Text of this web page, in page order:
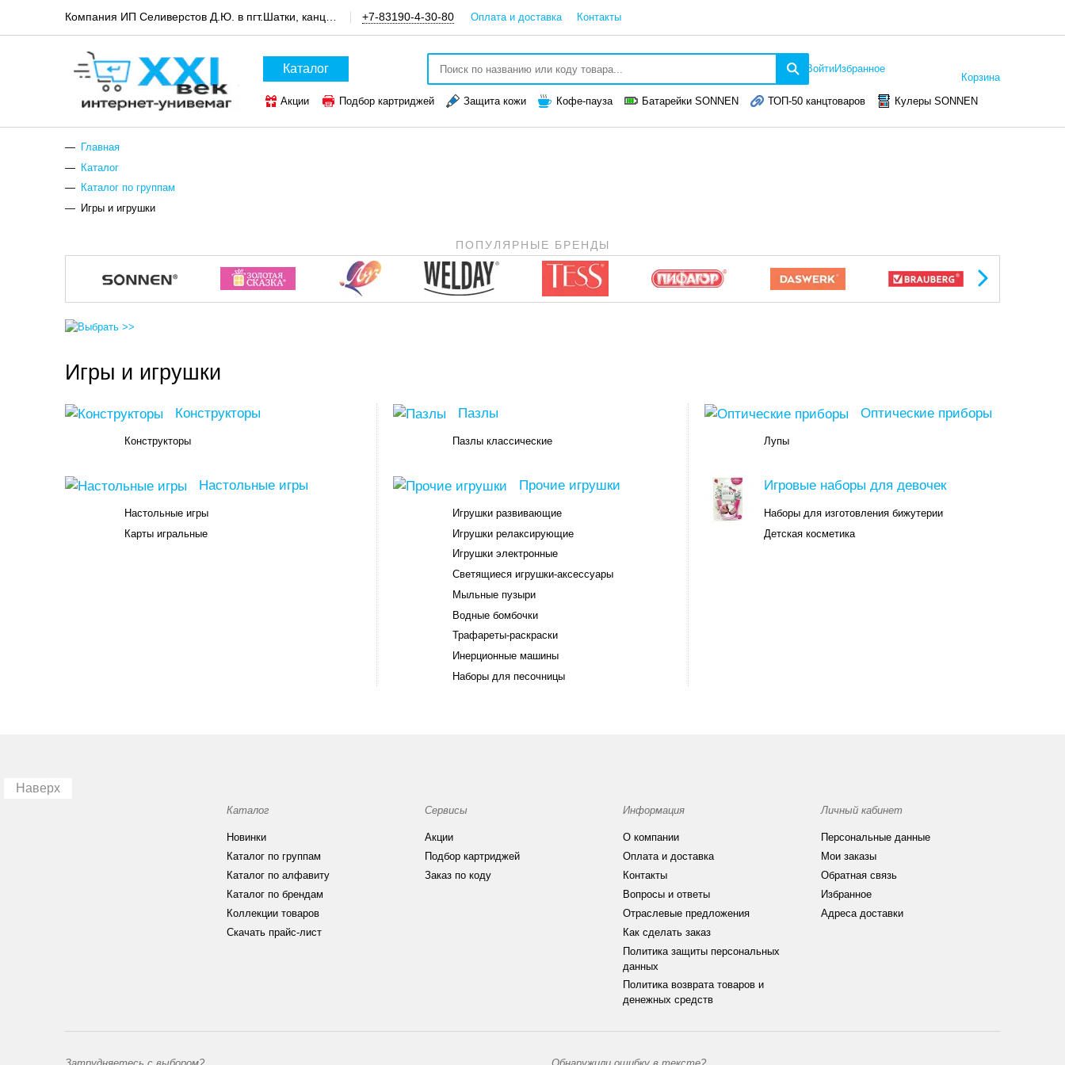
+7-83190-4-30-80 Оплата и доставка Контакты
Каталог ВойтиИзбранное
Корзина
Акции Подбор картриджей Защита кожи Кофе-пауза Батарейки SONNEN ТОП-50 канцтоваров Кулеры SONNEN
Главная
Каталог
Каталог по группам
Игры и игрушки
ПОПУЛЯРНЫЕ БРЕНДЫ
Игры и игрушки
Конструкторы
Конструкторы
Настольные игры
Настольные игры
Карты игральные
Пазлы
Пазлы классические
Прочие игрушки
Игрушки развивающие
Игрушки релаксирующие
Игрушки электронные
Светящиеся игрушки-аксессуары
Мыльные пузыри
Водные бомбочки
Трафареты-раскраски
Инерционные машины
Наборы для песочницы
Оптические приборы
Лупы
Игровые наборы для девочек
Наборы для изготовления бижутерии
Детская косметика
Наверх
Каталог
Новинки
Каталог по группам
Каталог по алфавиту
Каталог по брендам
Коллекции товаров
Скачать прайс-лист
Сервисы
Акции
Подбор картриджей
Заказ по коду
Информация
О компании
Оплата и доставка
Контакты
Вопросы и ответы
Отраслевые предложения
Как сделать заказ
Политика защиты персональных
данных
Политика возврата товаров и
денежных средств
Личный кабинет
Персональные данные
Мои заказы
Обратная связь
Избранное
Адреса доставки